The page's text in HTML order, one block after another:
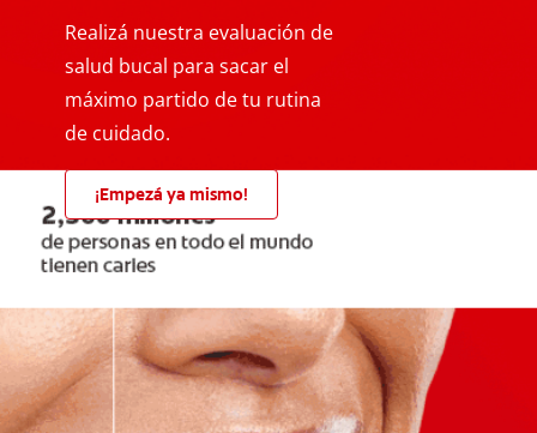
Realizá nuestra evaluación de
salud bucal para sacar el
máximo partido de tu rutina
de cuidado.
¡Empezá ya mismo!